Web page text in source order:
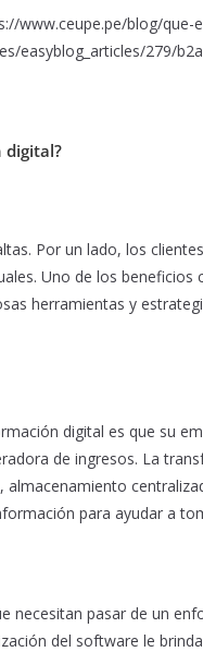
www.ceupe.pe/blog/que-
easyblog_articles/279/
digital?
Por un lado, los
Uno de los beneficios
herramientas y
digital es que su
de ingresos. La
para ayudar a
necesitan pasar de un
del software le